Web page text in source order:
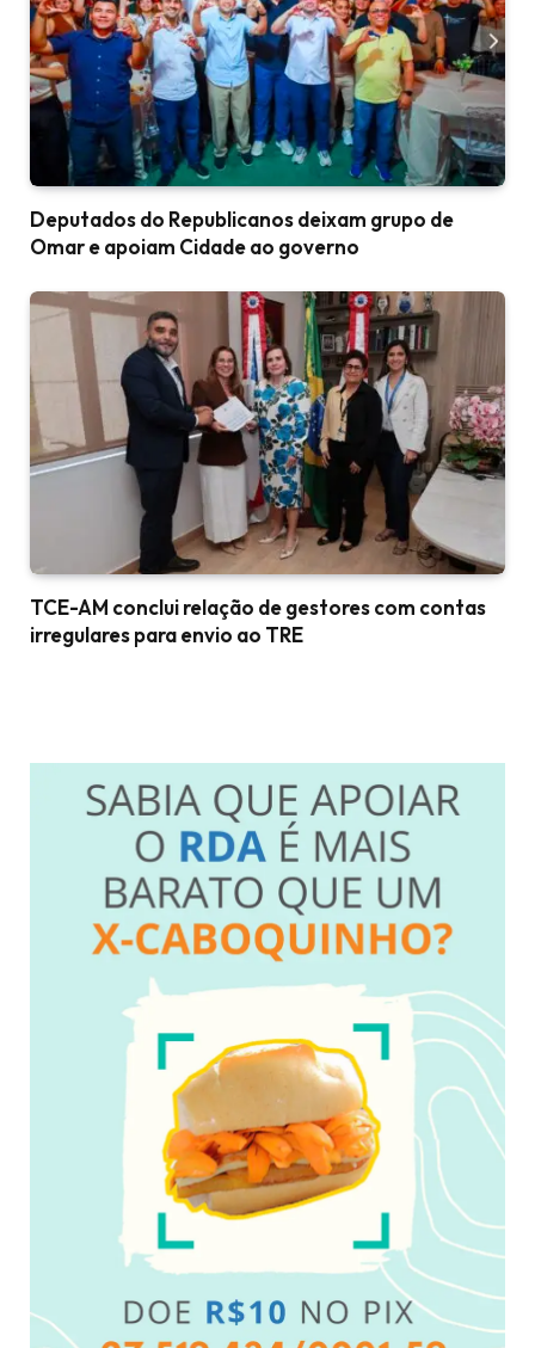
Deputados do Republicanos deixam grupo de
Omar e apoiam Cidade ao governo
TCE-AM conclui relação de gestores com contas
irregulares para envio ao TRE